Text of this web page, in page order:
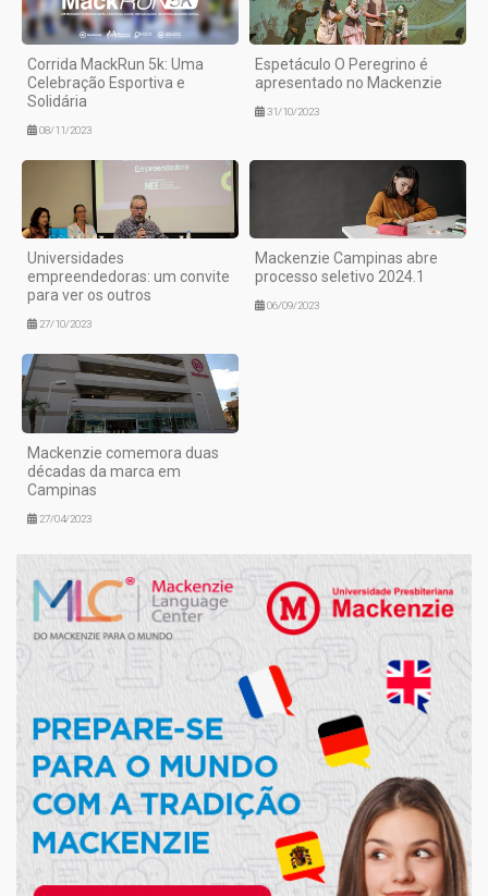
Corrida MackRun 5k: Uma
Celebração Esportiva e
Solidária
08/11/2023
Espetáculo O Peregrino é
apresentado no Mackenzie
31/10/2023
Universidades
empreendedoras: um convite
para ver os outros
27/10/2023
Mackenzie Campinas abre
processo seletivo 2024.1
06/09/2023
Mackenzie comemora duas
décadas da marca em
Campinas
27/04/2023